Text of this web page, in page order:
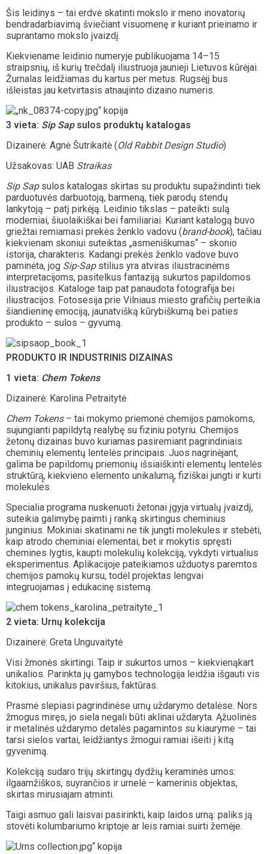
Šis leidinys – tai erdvė skatinti mokslo ir meno inovatorių
bendradarbiavimą šviečiant visuomenę ir kuriant prieinamo ir
suprantamo mokslo įvaizdį.
Kiekviename leidinio numeryje publikuojama 14–15
straipsnių, iš kurių trečdalį iliustruoja jaunieji Lietuvos kūrėjai.
Žurnalas leidžiamas du kartus per metus. Rugsėjį bus
išleistas jau ketvirtasis atnaujinto dizaino numeris.
3 vieta: Sip Sapsulos produktų katalogas
Dizainerė: Agnė Šutrikaitė (Old Rabbit Design Studio)
Užsakovas: UAB Straikas
Sip Sapsulos katalogas skirtas su produktu supažindinti tiek
parduotuvės darbuotoją, barmeną, tiek parodų stendų
lankytoją – patį pirkėją. Leidinio tikslas – pateikti sulą
moderniai, šiuolaikiškai bei familiariai. Kuriant katalogą buvo
griežtai remiamasi prekės ženklo vadovu (brand-book), tačiau
kiekvienam skoniui suteiktas „asmeniškumas“ – skonio
istorija, charakteris. Kadangi prekės ženklo vadove buvo
paminėta, jog Sip-Sapstilius yra atviras iliustracinėms
interpretacijoms, pasitelkus fantaziją sukurtos papildomos
iliustracijos. Kataloge taip pat panaudota fotografija bei
iliustracijos. Fotosesija prie Vilniaus miesto grafičių perteikia
šiandieninę emociją, jaunatvišką kūrybiškumą bei paties
produkto – sulos – gyvumą.
PRODUKTO IR INDUSTRINIS DIZAINAS
1 vieta: Chem Tokens
Dizainerė: Karolina Petraitytė
Chem Tokens– tai mokymo priemonė chemijos pamokoms,
sujungianti papildytą realybę su fiziniu potyriu. Chemijos
žetonų dizainas buvo kuriamas pasiremiant pagrindiniais
cheminių elementų lentelės principais. Juos nagrinėjant,
galima be papildomų priemonių išsiaiškinti elementų lentelės
struktūrą̨, kiekvieno elemento unikalumą̨, fiziškai jungti ir kurti
molekules.
Specialia programa nuskenuoti žetonai įgyja virtualų įvaizdį,
suteikia galimybę paimti į ranką skirtingus cheminius
junginius. Mokiniai skatinami ne tik jungti molekules ir stebėti,
kaip atrodo cheminiai elementai, bet ir mokytis spręsti
chemines lygtis, kaupti molekulių kolekciją, vykdyti virtualius
eksperimentus. Aplikacijoje pateikiamos užduotys paremtos
chemijos pamokų kursu, todėl projektas lengvai
integruojamas į edukacinę sistemą.
2 vieta: Urnų kolekcija
Dizainerė: Greta Unguvaitytė
Visi žmonės skirtingi. Taip ir sukurtos urnos – kiekvienąkart
unikalios. Parinkta jų gamybos technologija leidžia išgauti vis
kitokius, unikalus paviršius, faktūras.
Prasmė slepiasi pagrindinėse urnų uždarymo detalėse. Nors
žmogus miręs, jo siela negali būti aklinai uždaryta. Ąžuolinės
ir metalinės uždarymo detalės pagamintos su kiauryme – tai
tarsi sielos vartai, leidžiantys žmogui ramiai išeiti į kitą
gyvenimą.
Kolekciją sudaro trijų skirtingų dydžių keraminės urnos:
ilgaamžiškos, suyrančios ir urnelė – kamerinis objektas,
skirtas mirusiajam atminti.
Taigi asmuo gali laisvai pasirinkti, kaip laidos urną: paliks ją
stovėti kolumbariumo kriptoje ar leis ramiai suirti žemėje.